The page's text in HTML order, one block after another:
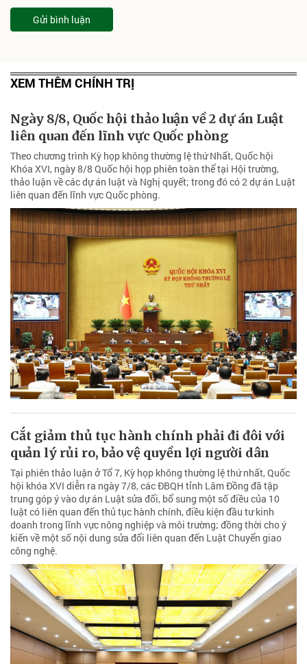
Gửi bình luận
XEM THÊM CHÍNH TRỊ
Ngày 8/8, Quốc hội thảo luận về 2 dự án Luật
liên quan đến lĩnh vực Quốc phòng
Theo chương trình Kỳ họp không thường lệ thứ Nhất, Quốc hội
Khóa XVI, ngày 8/8 Quốc hội họp phiên toàn thể tại Hội trường,
thảo luận về các dự án luật và Nghị quyết; trong đó có 2 dự án Luật
liên quan đến lĩnh vực Quốc phòng.
Cắt giảm thủ tục hành chính phải đi đôi với
quản lý rủi ro, bảo vệ quyền lợi người dân
Tại phiên thảo luận ở Tổ 7, Kỳ họp không thường lệ thứ nhất, Quốc
hội khóa XVI diễn ra ngày 7/8, các ĐBQH tỉnh Lâm Đồng đã tập
trung góp ý vào dự án Luật sửa đổi, bổ sung một số điều của 10
luật có liên quan đến thủ tục hành chính, điều kiện đầu tư kinh
doanh trong lĩnh vực nông nghiệp và môi trường; đồng thời cho ý
kiến về một số nội dung sửa đổi liên quan đến Luật Chuyển giao
công nghệ.